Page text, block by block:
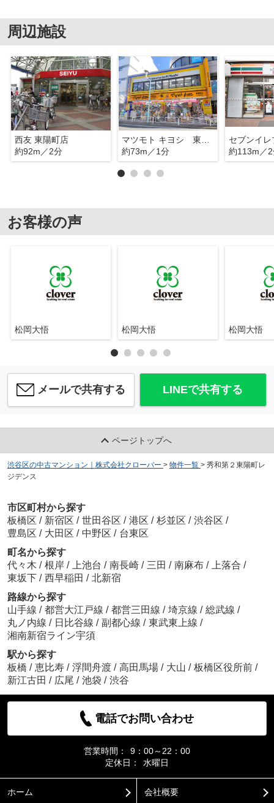
周辺施設
西友 東陽町店
約92m／2分
約73m／1分
約113m／
お客様の声
松岡大悟 松岡大悟 松岡大悟
メールで共有する LINEで共有する
ページトップへ
渋谷区の中古マンション｜株式会社クローバー > 物件一覧 > 秀和第２東陽町レ
ジデンス
市区町村から探す
板橋区 / 新宿区 / 世田谷区 / 港区 / 杉並区 / 渋谷区 /
豊島区 / 大田区 / 中野区 / 台東区
町名から探す
代々木 / 根岸 / 上池台 / 南長崎 / 三田 / 南麻布 / 上落合 /
東坂下 / 西早稲田 / 北新宿
路線から探す
山手線 / 都営大江戸線 / 都営三田線 / 埼京線 / 総武線 /
丸ノ内線 / 日比谷線 / 副都心線 / 東武東上線 /
湘南新宿ライン宇須
駅から探す
板橋 / 恵比寿 / 浮間舟渡 / 高田馬場 / 大山 / 板橋区役所前 /
新江古田 / 広尾 / 池袋 / 渋谷
電話でお問い合わせ
営業時間：
9：00～22：00
定休日：
水曜日
ホーム 会社概要